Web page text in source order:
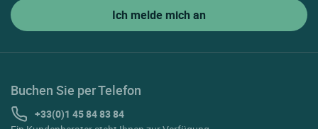
Buchen Sie per Telefon
+33(0)1 45 84 83 84